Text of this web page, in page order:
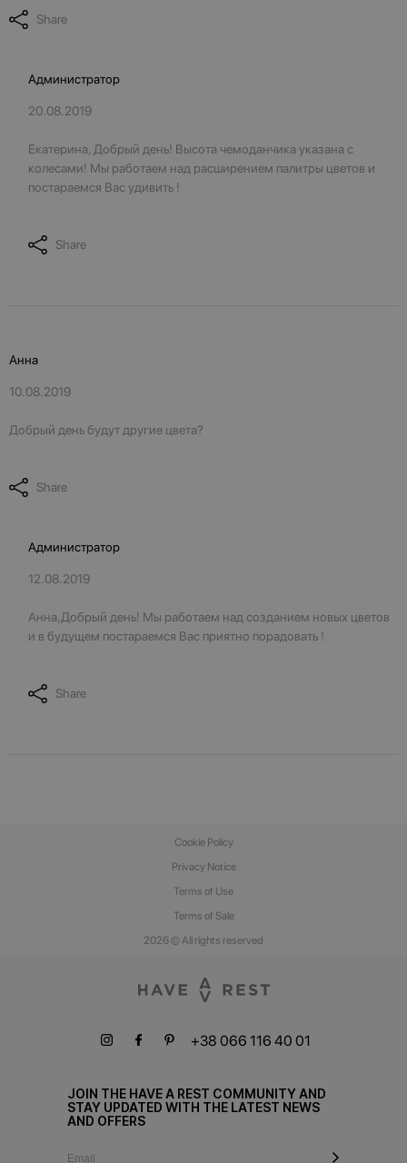
Share
Администратор
20.08.2019
Екатерина, Добрый день! Высота чемоданчика указана с
колесами! Мы работаем над расширением палитры цветов и
постараемся Вас удивить !
Share
Анна
10.08.2019
Добрый день будут другие цвета?
Share
Администратор
12.08.2019
Анна,Добрый день! Мы работаем над созданием новых цветов
и в будущем постараемся Вас приятно порадовать !
Share
2026 © All rights reserved
Privacy Notice
Terms of Use
Terms of Sale
Cookie Policy
+38 066 116 40 01
JOIN THE HAVE A REST COMMUNITY AND
STAY UPDATED WITH THE LATEST NEWS
AND OFFERS